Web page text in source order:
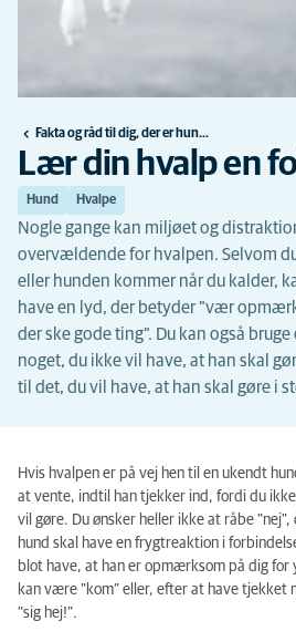
Fakta og råd til dig, der er hundeejer
Lær din hvalp en
Hund Hvalpe
Nogle gange kan miljøet og
overvældende for hvalpen. Selvom
eller hunden kommer når du kalder,
have en lyd, der betyder "vær
der ske gode ting". Du kan også
noget, du ikke vil have, at han skal
til det, du vil have, at han skal gøre i
Hvis hvalpen er på vej hen til en ukendt
at vente, indtil han tjekker ind, fordi du
vil gøre. Du ønsker heller ikke at råbe
hund skal have en frygtreaktion i
blot have, at han er opmærksom på dig
kan være "kom” eller, efter at have tjekket
“sig hej!”.